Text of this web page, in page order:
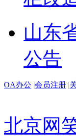
山东
公告
OA办公 |会员注册 |
北京网